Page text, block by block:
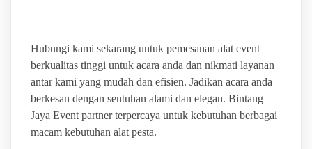
Hubungi kami sekarang untuk pemesanan alat event
berkualitas tinggi untuk acara anda dan nikmati layanan
antar kami yang mudah dan efisien. Jadikan acara anda
berkesan dengan sentuhan alami dan elegan. Bintang
Jaya Event partner terpercaya untuk kebutuhan berbagai
macam kebutuhan alat pesta.